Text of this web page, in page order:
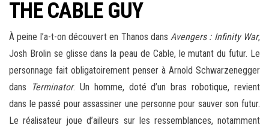
THE CABLE GUY
À peine l’a-t-on découvert en Thanos dansAvengers : Infinity War,
Josh Brolin se glisse dans la peau de Cable, le mutant du futur. Le
personnage fait obligatoirement penser à Arnold Schwarzenegger
dans
Terminator. Un homme, doté d’un bras robotique, revient
dans le passé pour assassiner une personne pour sauver son futur.
Le réalisateur joue d’ailleurs sur les ressemblances, notamment